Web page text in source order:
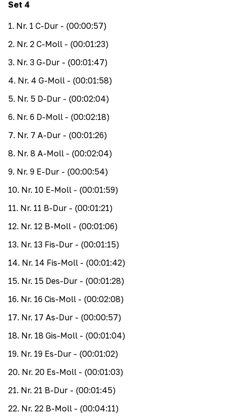
Set 4
1. Nr. 1 C-Dur - (00:00:57)
2. Nr. 2 C-Moll - (00:01:23)
3. Nr. 3 G-Dur - (00:01:47)
4. Nr. 4 G-Moll - (00:01:58)
5. Nr. 5 D-Dur - (00:02:04)
6. Nr. 6 D-Moll - (00:02:18)
7. Nr. 7 A-Dur - (00:01:26)
8. Nr. 8 A-Moll - (00:02:04)
9. Nr. 9 E-Dur - (00:00:54)
10. Nr. 10 E-Moll - (00:01:59)
11. Nr. 11 B-Dur - (00:01:21)
12. Nr. 12 B-Moll - (00:01:06)
13. Nr. 13 Fis-Dur - (00:01:15)
14. Nr. 14 Fis-Moll - (00:01:42)
15. Nr. 15 Des-Dur - (00:01:28)
16. Nr. 16 Cis-Moll - (00:02:08)
17. Nr. 17 As-Dur - (00:00:57)
18. Nr. 18 Gis-Moll - (00:01:04)
19. Nr. 19 Es-Dur - (00:01:02)
20. Nr. 20 Es-Moll - (00:01:03)
21. Nr. 21 B-Dur - (00:01:45)
22. Nr. 22 B-Moll - (00:04:11)